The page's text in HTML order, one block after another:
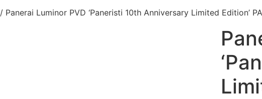
/ Panerai Luminor PVD ‘Paneristi 10th Anniversary Limited Edition’